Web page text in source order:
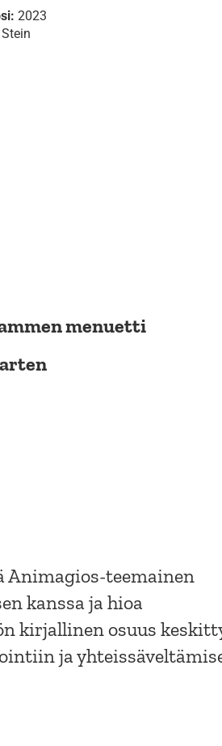
2023
menuetti
Animagios-teemainen
kanssa ja hioa
kirjallinen osuus
ja